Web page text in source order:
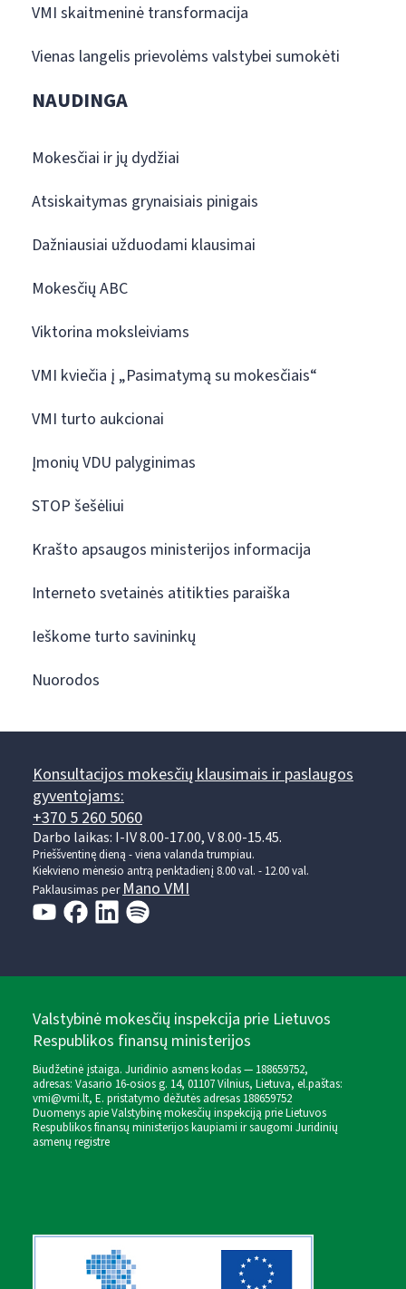
VMI skaitmeninė transformacija
Vienas langelis prievolėms valstybei sumokėti
NAUDINGA
Mokesčiai ir jų dydžiai
Atsiskaitymas grynaisiais pinigais
Dažniausiai užduodami klausimai
Mokesčių ABC
Viktorina moksleiviams
VMI kviečia į „Pasimatymą su mokesčiais“
VMI turto aukcionai
Įmonių VDU palyginimas
STOP šešėliui
Krašto apsaugos ministerijos informacija
Interneto svetainės atitikties paraiška
Ieškome turto savininkų
Nuorodos
Konsultacijos mokesčių klausimais ir paslaugos
gyventojams:
+370 5 260 5060
Darbo laikas: I-IV 8.00-17.00, V 8.00-15.45.
Prieššventinę dieną - viena valanda trumpiau.
Kiekvieno mėnesio antrą penktadienį 8.00 val. - 12.00 val.
Paklausimas perMano VMI
Valstybinė mokesčių inspekcija prie Lietuvos
Respublikos finansų ministerijos
Biudžetinė įstaiga. Juridinio asmens kodas — 188659752,
adresas: Vasario 16-osios g. 14, 01107 Vilnius, Lietuva, el.paštas:
vmi@vmi.lt, E. pristatymo dėžutės adresas 188659752
Duomenys apie Valstybinę mokesčių inspekciją prie Lietuvos
Respublikos finansų ministerijos kaupiami ir saugomi Juridinių
asmenų registre